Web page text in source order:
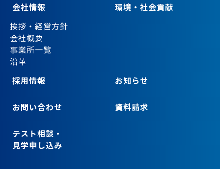
会社情報
挨拶・経営方針
会社概要
事業所一覧
沿革
環境・社会貢献
採用情報 お知らせ
お問い合わせ 資料請求
テスト相談・
見学申し込み